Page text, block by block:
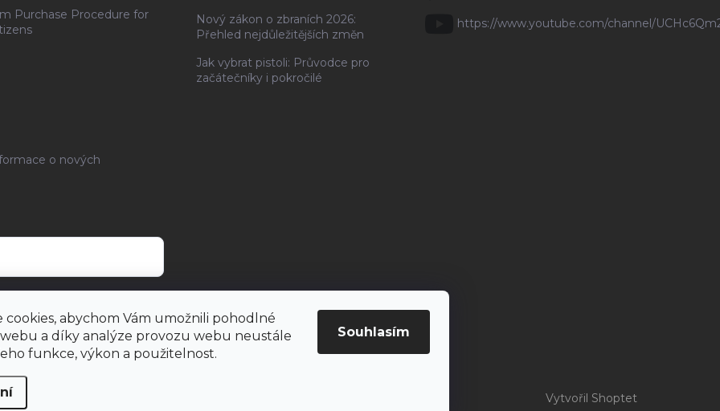
cookies, abychom Vám umožnili pohodlné
a díky analýze provozu webu neustále
funkce, výkon a použitelnost.
Souhlasím
Purchase Procedure for
Nový zákon o zbraních 2026:
Přehled nejdůležitějších změn
Jak vybrat pistoli: Průvodce pro
začátečníky i pokročilé
https://www.youtube.com/channel/
o nových
osobních údajů
Vytvořil Shoptet